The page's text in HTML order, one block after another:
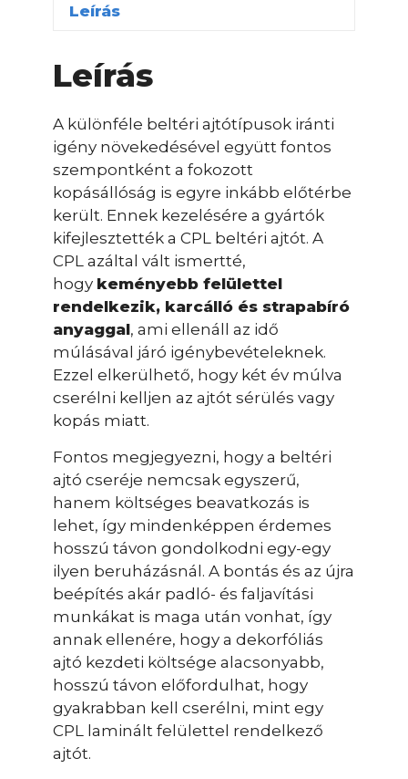
Leírás
Leírás
A különféle beltéri ajtótípusok iránti
igény növekedésével együtt fontos
szempontként a fokozott
kopásállóság is egyre inkább előtérbe
került. Ennek kezelésére a gyártók
kifejlesztették a CPL beltéri ajtót. A
CPL azáltal vált ismertté,
hogy keményebb felülettel
rendelkezik, karcálló és strapabíró
anyaggal, ami ellenáll az idő
múlásával járó igénybevételeknek.
Ezzel elkerülhető, hogy két év múlva
cserélni kelljen az ajtót sérülés vagy
kopás miatt.
Fontos megjegyezni, hogy a beltéri
ajtó cseréje nemcsak egyszerű,
hanem költséges beavatkozás is
lehet, így mindenképpen érdemes
hosszú távon gondolkodni egy-egy
ilyen beruházásnál. A bontás és az újra
beépítés akár padló- és faljavítási
munkákat is maga után vonhat, így
annak ellenére, hogy a dekorfóliás
ajtó kezdeti költsége alacsonyabb,
hosszú távon előfordulhat, hogy
gyakrabban kell cserélni, mint egy
CPL laminált felülettel rendelkező
ajtót.